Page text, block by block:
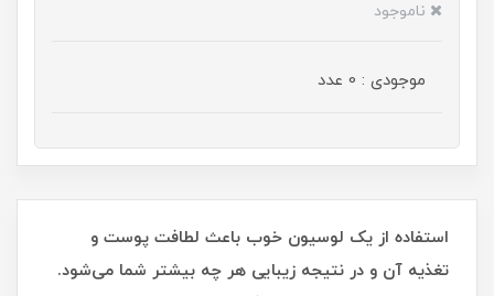
ناموجود
موجودی : 0 عدد
استفاده از یک لوسیون خوب باعث لطافت پوست و
تغذیه آن و در نتیجه زیبایی هر چه بیشتر شما می‌شود.